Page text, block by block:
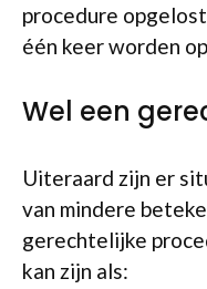
procedure
één keer worden
Wel een
Uiteraard zijn er
van mindere
gerechtelijke
kan zijn als: